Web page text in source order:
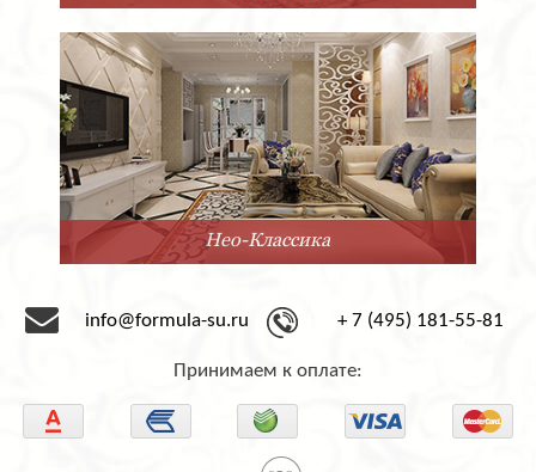
Нео-Классика
info@formula-su.ru + 7 (495) 181-55-81
Принимаем к оплате: